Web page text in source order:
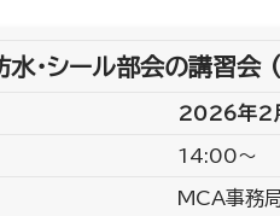
水・シール部会の講習
2026年2
14:00～
MCA事務